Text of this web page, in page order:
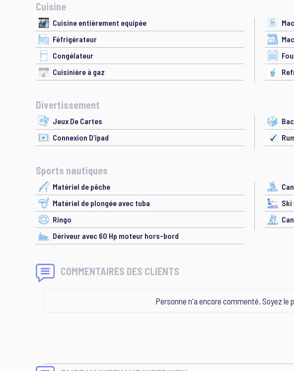
Cuisine
Cuisine entièrement equipée
Féfrigérateur
Congélateur
Cuisinière à gaz
Divertissement
Jeux De Cartes
Connexion D'ipad
Sports nautiques
Matériel de pêche
Matériel de plongée avec tuba
Ski
Ringo
Dériveur avec 60 Hp moteur hors-bord
COMMENTAIRES DES CLIENTS
Personne n'a encore commenté. Soyez le